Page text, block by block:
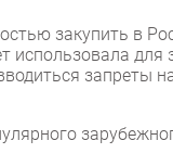
закупить в
использовала
запреты